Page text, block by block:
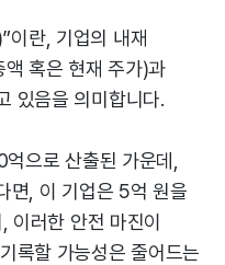
란, 기업의 내재
혹은 현재 주가)과
있음을 의미합니다.
으로 산출된 가운데,
면, 이 기업은 5억 원을
이러한 안전 마진이
록할 가능성은 줄어드는